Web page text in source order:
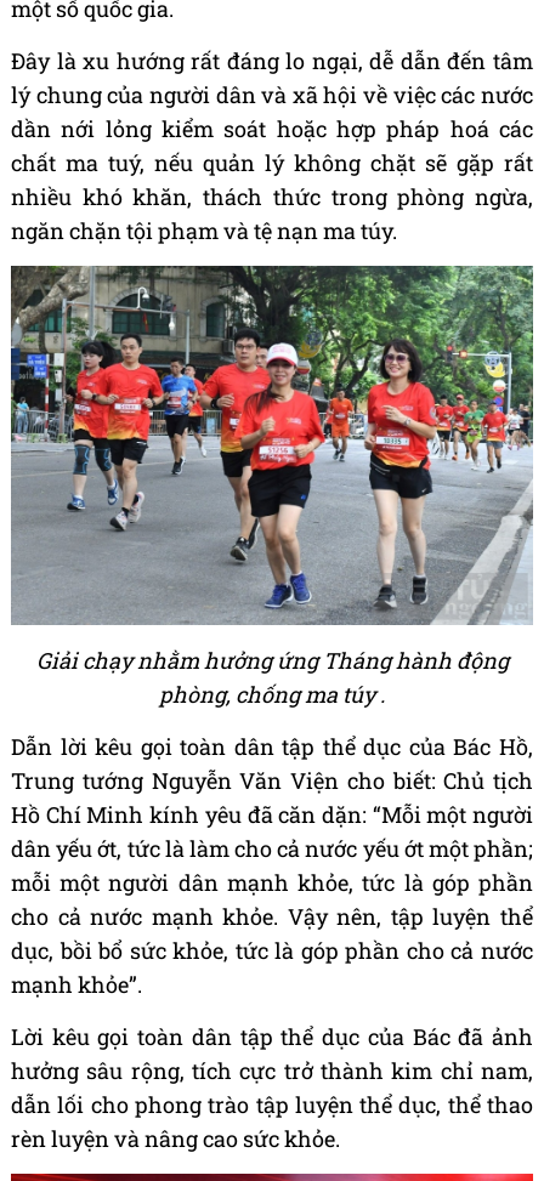
một số quốc gia.
Đây là xu hướng rất đáng lo ngại, dễ dẫn đến tâm
lý chung của người dân và xã hội về việc các nước
dần nới lỏng kiểm soát hoặc hợp pháp hoá các
chất ma tuý, nếu quản lý không chặt sẽ gặp rất
nhiều khó khăn, thách thức trong phòng ngừa,
ngăn chặn tội phạm và tệ nạn ma túy.
Giải chạy nhằm hưởng ứng Tháng hành động
phòng, chống ma túy .
Dẫn lời kêu gọi toàn dân tập thể dục của Bác Hồ,
Trung tướng Nguyễn Văn Viện cho biết: Chủ tịch
Hồ Chí Minh kính yêu đã căn dặn: “Mỗi một người
dân yếu ớt, tức là làm cho cả nước yếu ớt một phần;
mỗi một người dân mạnh khỏe, tức là góp phần
cho cả nước mạnh khỏe. Vậy nên, tập luyện thể
dục, bồi bổ sức khỏe, tức là góp phần cho cả nước
mạnh khỏe”.
Lời kêu gọi toàn dân tập thể dục của Bác đã ảnh
hưởng sâu rộng, tích cực trở thành kim chỉ nam,
dẫn lối cho phong trào tập luyện thể dục, thể thao
rèn luyện và nâng cao sức khỏe.